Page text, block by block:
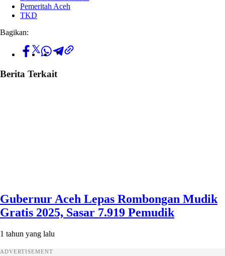
Pemeritah Aceh
TKD
Bagikan:
Berita Terkait
Gubernur Aceh Lepas Rombongan Mudik
Gratis 2025, Sasar 7.919 Pemudik
1 tahun yang lalu
ADVERTISEMENT